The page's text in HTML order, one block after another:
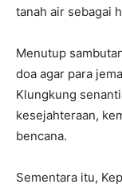
tanah air sebagai
Menutup
doa agar para
Klungkung
kesejahteraan,
bencana.
Sementara itu,